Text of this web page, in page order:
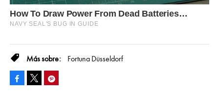
Fortuna Düsseldorf
Facebook